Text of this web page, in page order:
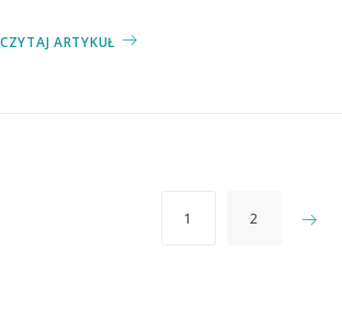
CZYTAJ ARTYKUŁ
1 2